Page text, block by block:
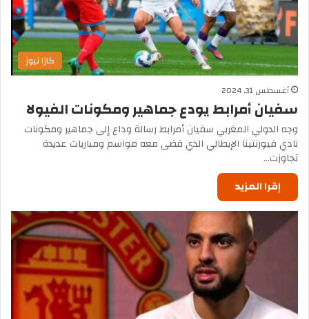
كازا نيوز
أغسطس 31, 2024
سفيان أمرابط يودع جماهير ومكونات الفيولا
وجه الدولي المغربي سفيان أمرابط رسالة وداع إلى جماهير ومكونات
نادي فيورنتينا الإيطالي الذي قضى معه مواسم ومباريات عديدة
تجاوزت…
إقرا المزيد